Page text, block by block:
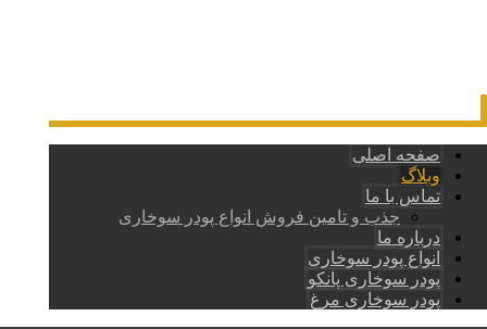
صفحه اصلی
وبلاگ
تماس با ما
جذب و تامین فروش انواع پودر سوخاری
درباره ما
انواع پودر سوخاری
پودر سوخاری پانکو
پودر سوخاری مرغ